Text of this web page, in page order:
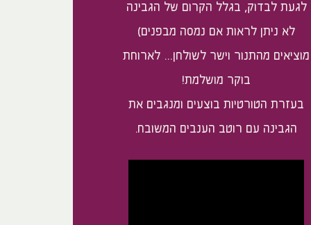
לגעת לבדוק, בגלל הקרום של הגבינה
לא ניתן לראות אם נמסה מבפנים)
מוציאים מהתנור וישר לשולחן… לארוחת
בוקר מושלמת!
בעזרת הטורטיות בוצעים ומנגבים את
הגבינה עם רוטב הענבים המשובח.